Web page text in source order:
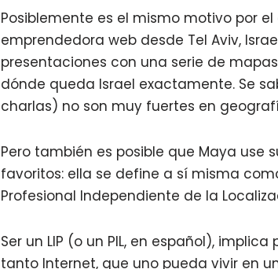
Posiblemente es el mismo motivo por
emprendedora web desde Tel Aviv,
presentaciones con una serie de
dónde queda Israel exactamente. Se
charlas) no son muy fuertes en
Pero también es posible que Maya use
favoritos: ella se define a sí misma
Profesional Independiente de la
Ser un LIP (o un PIL, en español),
tanto Internet, que uno pueda vivir en